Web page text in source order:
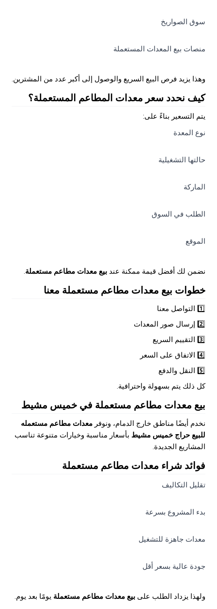
سوق الصواريخ
منصات بيع المعدات المستعملة
وهذا يزيد فرص البيع السريع والوصول إلى أكبر عدد من المشترين.
كيف نحدد سعر معدات المطاعم المستعملة؟
يتم التسعير بناءً على:
نوع المعدة
حالتها التشغيلية
الماركة
الطلب في السوق
الموقع
نضمن لك أفضل قيمة ممكنة عند بيع معدات مطاعم مستعملة.
خطوات بيع معدات مطاعم مستعملة معنا
1️⃣ التواصل معنا
2️⃣ إرسال صور المعدات
3️⃣ التقييم السريع
4️⃣ الاتفاق على السعر
5️⃣ النقل والدفع
كل ذلك يتم بسهولة واحترافية.
بيع معدات مطاعم مستعملة في خميس مشيط
نخدم أيضًا مناطق خارج الدمام، ونوفر معدات مطاعم مستعمله
للبيع حراج خميس مشيط بأسعار مناسبة وخيارات متنوعة تناسب
المشاريع الجديدة.
فوائد شراء معدات مطاعم مستعملة
تقليل التكاليف
بدء المشروع بسرعة
معدات جاهزة للتشغيل
جودة عالية بسعر أقل
ولهذا يزداد الطلب على بيع معدات مطاعم مستعملة يومًا بعد يوم.